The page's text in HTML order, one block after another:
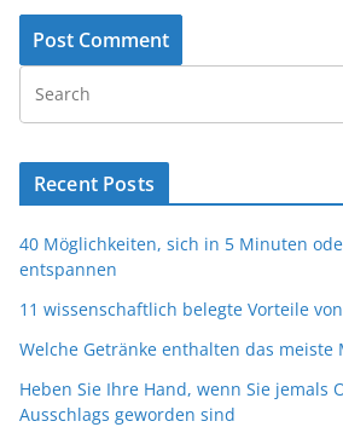
Recent Posts
40 Möglichkeiten, sich in 5 Minuten
entspannen
11 wissenschaftlich belegte Vorteile
Welche Getränke enthalten das meiste
Heben Sie Ihre Hand, wenn Sie jemals
Ausschlags geworden sind